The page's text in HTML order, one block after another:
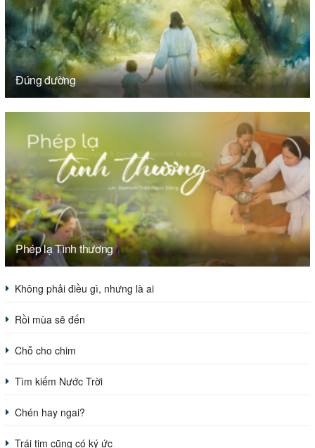
Đúng đường
Phép lạ Tình thương
Không phải điều gì, nhưng là ai
Rồi mùa sẽ đến
Chỗ cho chim
Tìm kiếm Nước Trời
Chén hay ngai?
Trái tim cũng có ký ức